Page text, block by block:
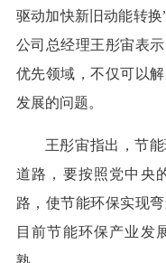
驱动加快新旧动能转
公司总经理王彤宙表
优先领域，不仅可以
发展的问题。
王彤宙指出，节
道路，要按照党中央
路，使节能环保实现
目前节能环保产业发